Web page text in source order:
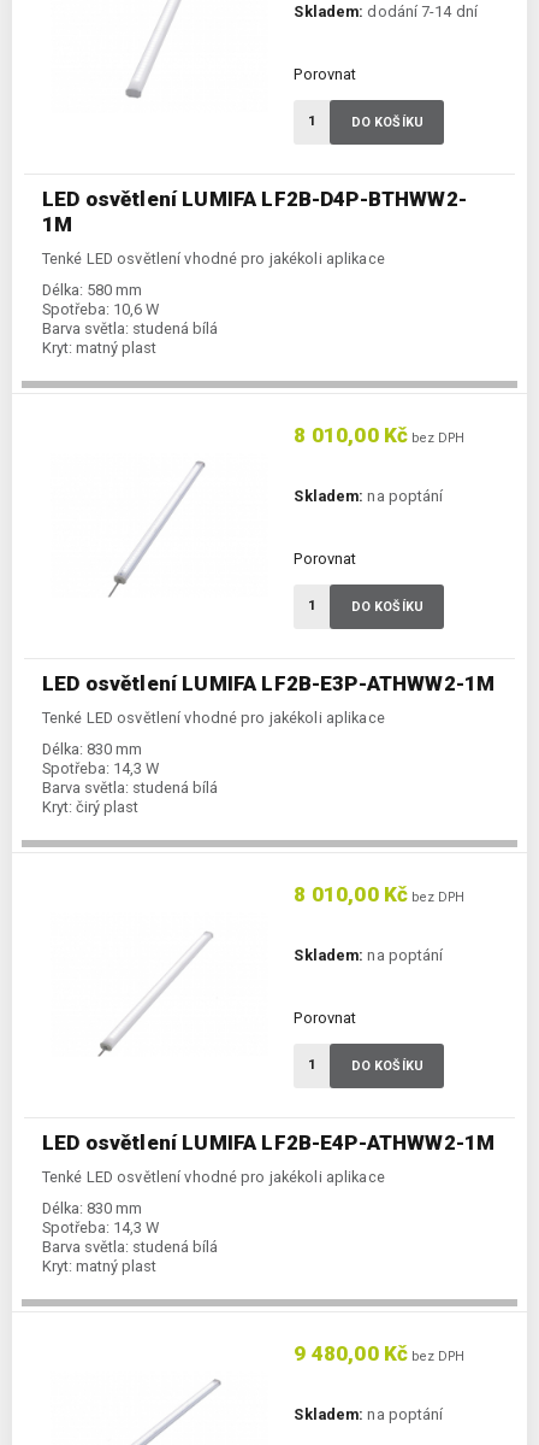
LED osvětlení LUMIFA LF2B-D4P-BTHWW2-
1M
Tenké LED osvětlení vhodné pro jakékoli aplikace
Délka: 580 mm
Spotřeba: 10,6 W
Barva světla: studená bílá
Kryt: matný plast
Skladem: dodání 7-14 dní
Porovnat
DO KOŠÍKU
LED osvětlení LUMIFA LF2B-E3P-ATHWW2-1M
Tenké LED osvětlení vhodné pro jakékoli aplikace
Délka: 830 mm
Spotřeba: 14,3 W
Barva světla: studená bílá
Kryt: čirý plast
8 010,00 Kč bez DPH
Skladem: na poptání
Porovnat
DO KOŠÍKU
LED osvětlení LUMIFA LF2B-E4P-ATHWW2-1M
Tenké LED osvětlení vhodné pro jakékoli aplikace
Délka: 830 mm
Spotřeba: 14,3 W
Barva světla: studená bílá
Kryt: matný plast
8 010,00 Kč bez DPH
Skladem: na poptání
Porovnat
DO KOŠÍKU
9 480,00 Kč bez DPH
Skladem: na poptání